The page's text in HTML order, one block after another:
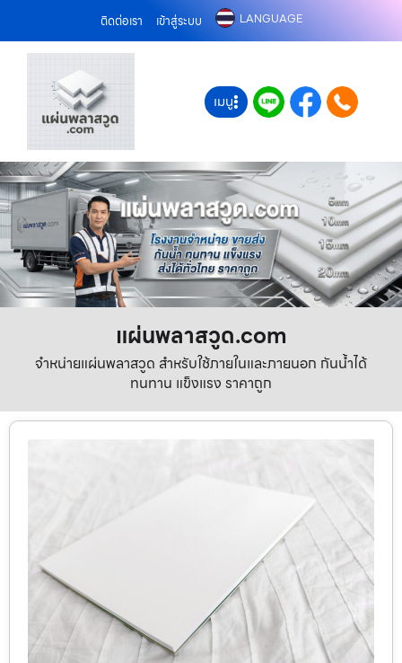
ติดต่อเรา เข้าสู่ระบบ LANGUAGE
เมนู
แผ่นพลาสวูด.com
จำหน่ายแผ่นพลาสวูด สำหรับใช้ภายในและภายนอก กันน้ำได้
ทนทาน แข็งแรง ราคาถูก